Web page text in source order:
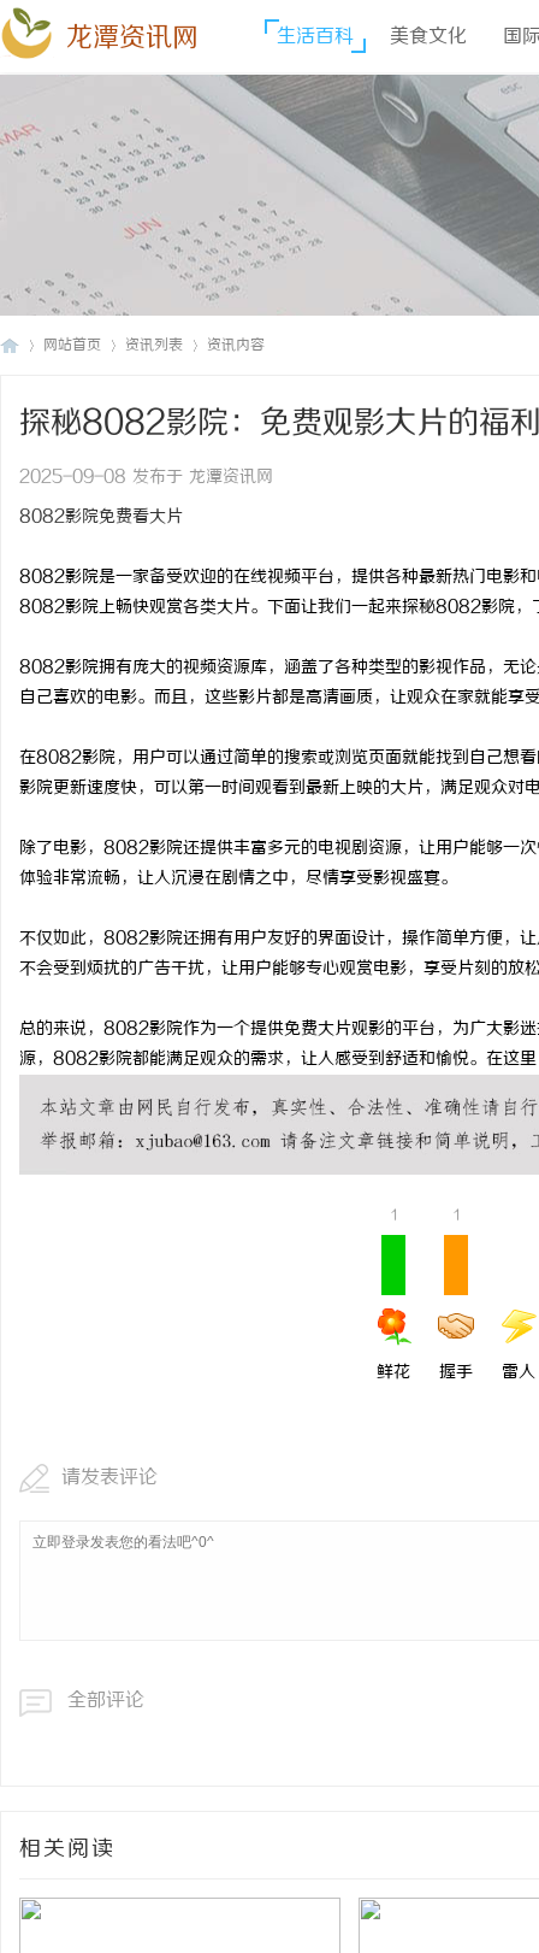
龙潭资讯网 生活百科 美食文化 国
网站首页 资讯列表 资讯内容
探秘8082影院：免费观影大片的福
2025-09-08 发布于 龙潭资讯网
8082影院免费看大片
8082影院是一家备受欢迎的在线视频平台，提供各种最新热门电影
8082影院上畅快观赏各类大片。下面让我们一起来探秘8082影院，
8082影院拥有庞大的视频资源库，涵盖了各种类型的影视作品，无
自己喜欢的电影。而且，这些影片都是高清画质，让观众在家就能享
在8082影院，用户可以通过简单的搜索或浏览页面就能找到自己想
影院更新速度快，可以第一时间观看到最新上映的大片，满足观众对
除了电影，8082影院还提供丰富多元的电视剧资源，让用户能够一
体验非常流畅，让人沉浸在剧情之中，尽情享受影视盛宴。
不仅如此，8082影院还拥有用户友好的界面设计，操作简单方便，
不会受到烦扰的广告干扰，让用户能够专心观赏电影，享受片刻的放
总的来说，8082影院作为一个提供免费大片观影的平台，为广大影
源，8082影院都能满足观众的需求，让人感受到舒适和愉悦。在这
1
鲜花
1
握手 雷人
请发表评论
全部评论
相关阅读
净 AC 国际医疗实验室，标准化研发体系 550FC45耐磨改性颗粒